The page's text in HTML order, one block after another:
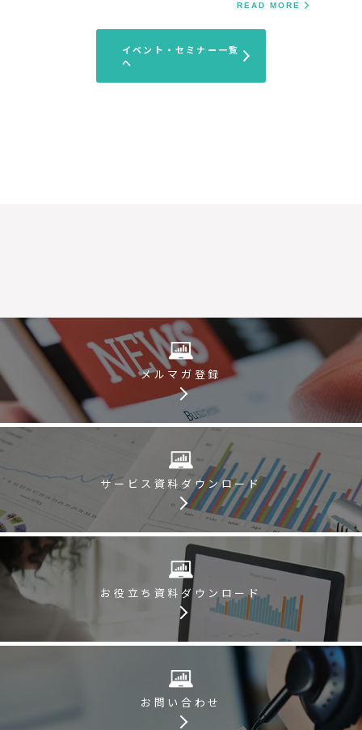
READ MORE
イベント・セミナー一覧
へ
メルマガ登録
サービス資料 ダウンロード
お役立ち資料 ダウンロード
お問い合わせ